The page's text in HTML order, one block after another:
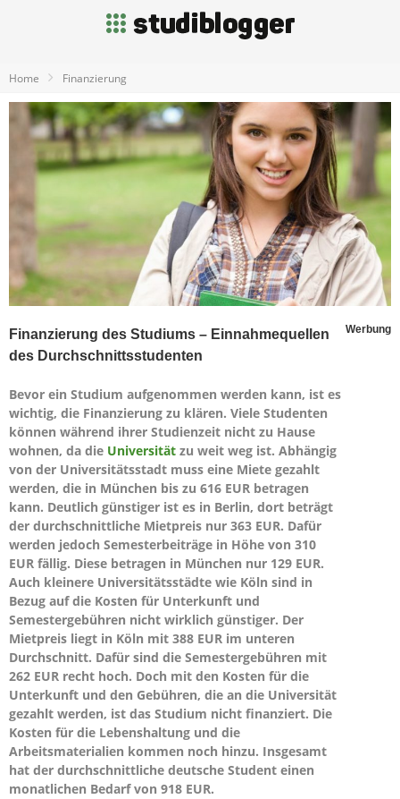
Home Finanzierung
Finanzierung des Studiums – Einnahmequellen
des Durchschnittsstudenten
Werbung
Bevor ein Studium aufgenommen werden kann, ist es
wichtig, die Finanzierung zu klären. Viele Studenten
können während ihrer Studienzeit nicht zu Hause
wohnen, da die Universität zu weit weg ist. Abhängig
von der Universitätsstadt muss eine Miete gezahlt
werden, die in München bis zu 616 EUR betragen
kann. Deutlich günstiger ist es in Berlin, dort beträgt
der durchschnittliche Mietpreis nur 363 EUR. Dafür
werden jedoch Semesterbeiträge in Höhe von 310
EUR fällig. Diese betragen in München nur 129 EUR.
Auch kleinere Universitätsstädte wie Köln sind in
Bezug auf die Kosten für Unterkunft und
Semestergebühren nicht wirklich günstiger. Der
Mietpreis liegt in Köln mit 388 EUR im unteren
Durchschnitt. Dafür sind die Semestergebühren mit
262 EUR recht hoch. Doch mit den Kosten für die
Unterkunft und den Gebühren, die an die Universität
gezahlt werden, ist das Studium nicht finanziert. Die
Kosten für die Lebenshaltung und die
Arbeitsmaterialien kommen noch hinzu. Insgesamt
hat der durchschnittliche deutsche Student einen
monatlichen Bedarf von 918 EUR.